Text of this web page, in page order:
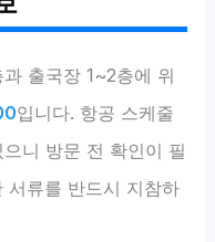
출국장 1~2층에 위
입니다. 항공 스케줄
니 방문 전 확인이 필
서류를 반드시 지참하